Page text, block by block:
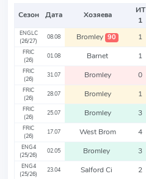
Сезон Дата Хозяева
ИТ
1
ENGLC
(26/27)
08.08 Bromley 90 1
FRIC
(26)
01.08 Barnet 1
FRIC
(26)
31.07 Bromley 0
FRIC
(26)
28.07 Bromley 1
FRIC
(26)
25.07 Bromley 3
FRIC
(26)
17.07 West Brom 4
ENG4
(25/26)
02.05 Bromley 3
ENG4
(25/26)
23.04 Salford Ci 2